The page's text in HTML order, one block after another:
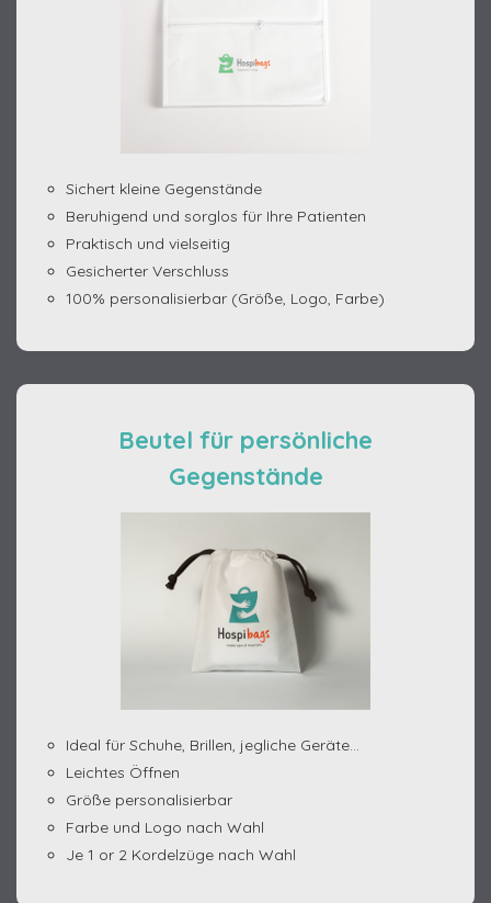
Sichert kleine Gegenstände
Beruhigend und sorglos für Ihre Patienten
Praktisch und vielseitig
Gesicherter Verschluss
100% personalisierbar (Größe, Logo, Farbe)
Beutel für persönliche
Gegenstände
Ideal für Schuhe, Brillen, jegliche Geräte…
Leichtes Öffnen
Größe personalisierbar
Farbe und Logo nach Wahl
Je 1 or 2 Kordelzüge nach Wahl